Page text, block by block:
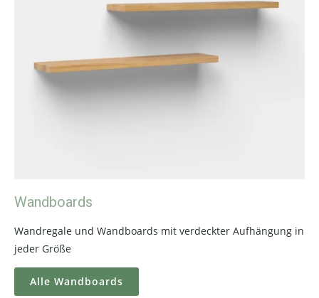
Wandboards
Wandregale und Wandboards mit verdeckter Aufhängung in
jeder Größe
Alle Wandboards